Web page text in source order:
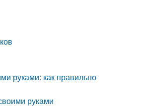
руками: как правильно
руками